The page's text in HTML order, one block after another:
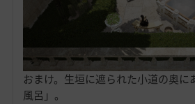
おまけ。生垣に遮られた小道の奥に
風呂」。